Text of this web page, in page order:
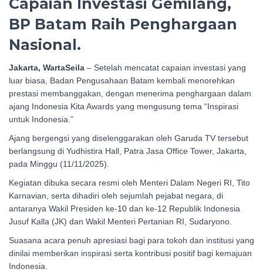
BP Batam Raih Penghargaan
Nasional.
Jakarta, WartaSeila – Setelah mencatat capaian investasi yang
luar biasa, Badan Pengusahaan Batam kembali menorehkan
prestasi membanggakan, dengan menerima penghargaan dalam
ajang Indonesia Kita Awards yang mengusung tema “Inspirasi
untuk Indonesia.”
Ajang bergengsi yang diselenggarakan oleh Garuda TV tersebut
berlangsung di Yudhistira Hall, Patra Jasa Office Tower, Jakarta,
pada Minggu (11/11/2025).
Kegiatan dibuka secara resmi oleh Menteri Dalam Negeri RI, Tito
Karnavian, serta dihadiri oleh sejumlah pejabat negara, di
antaranya Wakil Presiden ke-10 dan ke-12 Republik Indonesia
Jusuf Kalla (JK) dan Wakil Menteri Pertanian RI, Sudaryono.
Suasana acara penuh apresiasi bagi para tokoh dan institusi yang
dinilai memberikan inspirasi serta kontribusi positif bagi kemajuan
Indonesia.